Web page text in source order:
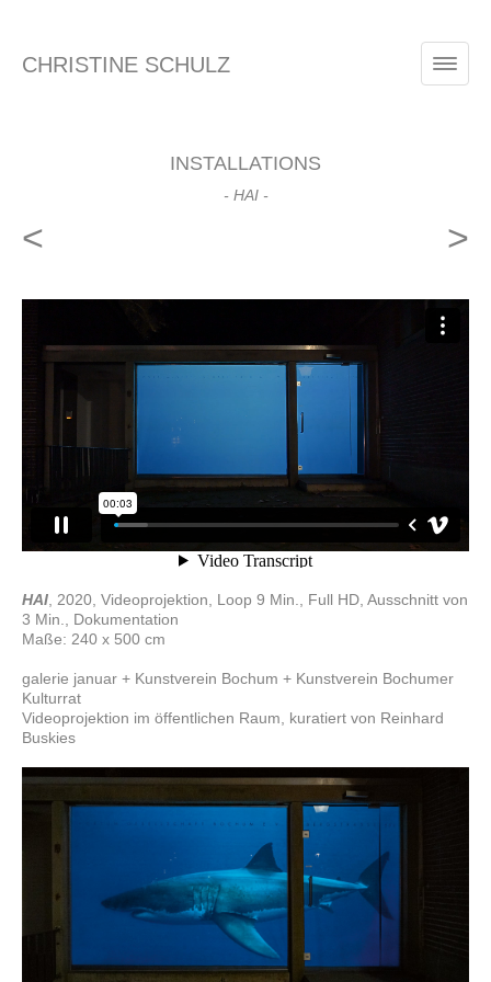
CHRISTINE SCHULZ
INSTALLATIONS
- HAI -
< >
HAI , 2020, Videoprojektion, Loop 9 Min., Full HD, Ausschnitt von
3 Min., Dokumentation
Maße: 240 x 500 cm
galerie januar + Kunstverein Bochum + Kunstverein Bochumer
Kulturrat
Videoprojektion im öffentlichen Raum, kuratiert von Reinhard
Buskies